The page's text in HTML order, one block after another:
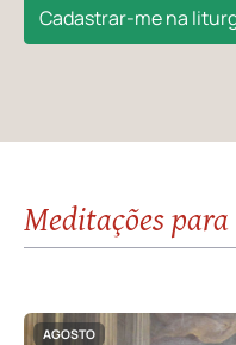
Cadastrar-me na
Meditações
AGOSTO